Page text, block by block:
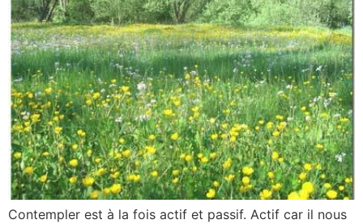
Contempler est à la fois actif et passif. Actif car il nous